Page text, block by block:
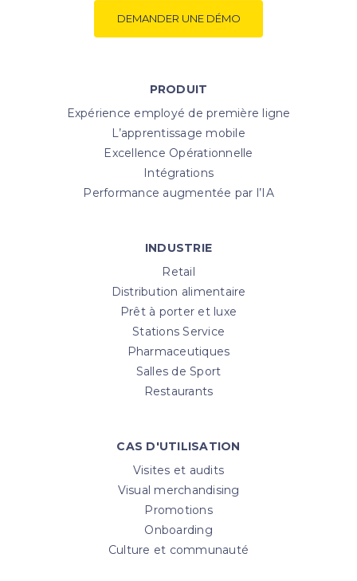
DEMANDER UNE DÉMO
PRODUIT
Expérience employé de première ligne
L’apprentissage mobile
Excellence Opérationnelle
Intégrations
Performance augmentée par l’IA
INDUSTRIE
Retail
Distribution alimentaire
Prêt à porter et luxe
Stations Service
Pharmaceutiques
Salles de Sport
Restaurants
CAS D'UTILISATION
Visites et audits
Visual merchandising
Promotions
Onboarding
Culture et communauté